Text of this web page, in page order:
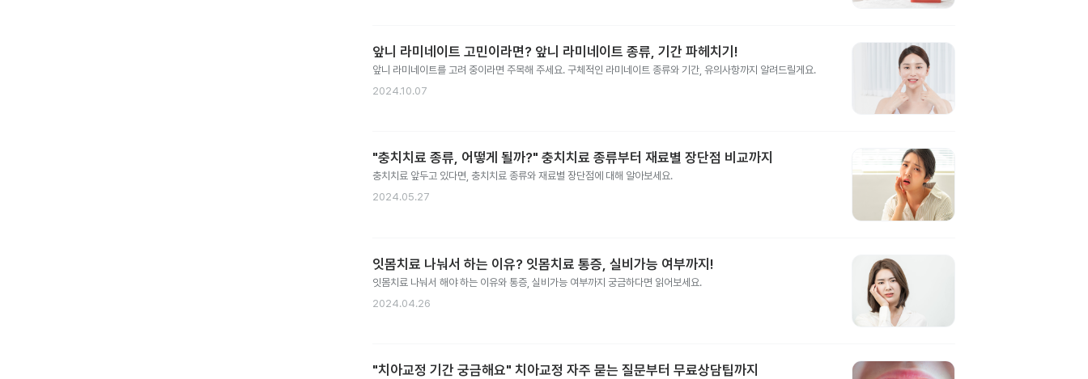
앞니 라미네이트 고민이라면? 앞니 라미네이트 종류, 기간 파헤치기!
앞니 라미네이트를 고려 중이라면 주목해 주세요. 구체적인 라미네이트 종류와 기간, 유의사항까지 알려드릴게요.
2024.10.07
"충치치료 종류, 어떻게 될까?" 충치치료 종류부터 재료별 장단점 비교까지
충치치료 앞두고 있다면, 충치치료 종류와 재료별 장단점에 대해 알아보세요.
2024.05.27
잇몸치료 나눠서 하는 이유? 잇몸치료 통증, 실비가능 여부까지!
잇몸치료 나눠서 해야 하는 이유와 통증, 실비가능 여부까지 궁금하다면 읽어보세요.
2024.04.26
"치아교정 기간 궁금해요" 치아교정 자주 묻는 질문부터 무료상담팁까지